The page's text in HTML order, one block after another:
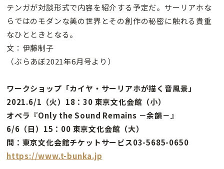
テンガが対談形式で内容を紹介する予定だ。サーリアホな
らではのモダンな美の世界とその創作の秘密に触れる貴重
なひとときとなる。
文：伊藤制子
（ぶらあぼ2021年6月号より）
ワークショップ「カイヤ・サーリアホが描く音風景」
2021.6/1（火）18：30 東京文化会館（小）
オペラ『Only the Sound Remains －余韻－』
6/6（日）15：00 東京文化会館（大）
問：東京文化会館チケットサービス03-5685-0650
https://www.t-bunka.jp